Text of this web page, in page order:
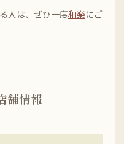
人は、ぜひ一度和楽にご
舗情報